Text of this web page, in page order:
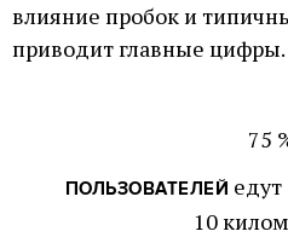
влияние пробок и
приводит главные цифры.
75
ПОЛЬЗОВАТЕЛЕЙ
10